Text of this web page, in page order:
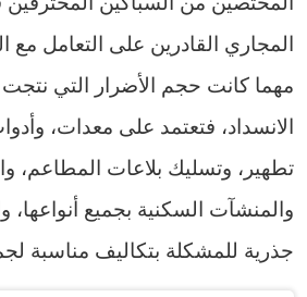
المجاري القادرين على التعامل مع
مهما كانت حجم الأضرار التي
الانسداد، فتعتمد على معدات،
تطهير، وتسليك بلاعات المطاعم،
والمنشآت السكنية بجميع
جذرية للمشكلة بتكاليف مناسبة